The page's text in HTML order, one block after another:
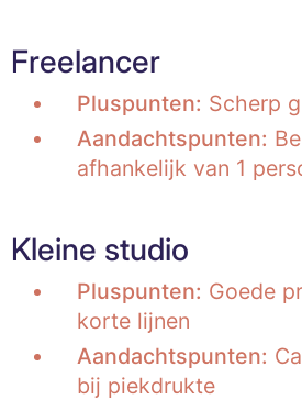
Freelancer
Pluspunten: Scherp
Aandachtspunten:
afhankelijk van 1
Kleine studio
Pluspunten: Goede
korte lijnen
Aandachtspunten:
bij piekdrukte